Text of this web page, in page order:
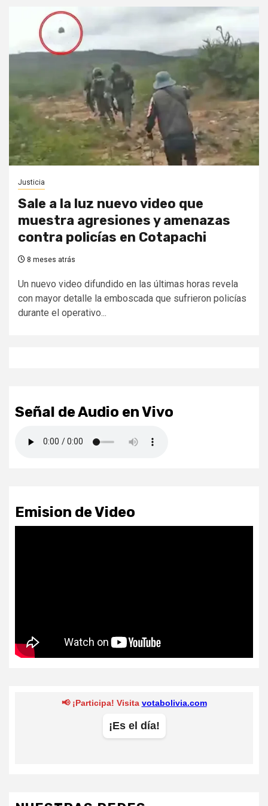
Justicia
Sale a la luz nuevo video que
muestra agresiones y amenazas
contra policías en Cotapachi
8 meses atrás
Un nuevo video difundido en las últimas horas revela
con mayor detalle la emboscada que sufrieron policías
durante el operativo...
Señal de Audio en Vivo
Emision de Video